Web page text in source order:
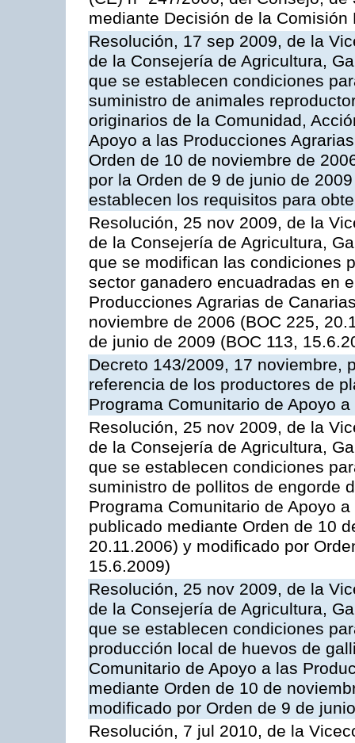
mediante Decisión de la
Resolución, 17 sep 2009, de la
de la Consejería de Agricultura,
que se establecen condiciones
suministro de animales
originarios de la Comunidad,
Apoyo a las Producciones
Orden de 10 de noviembre de
por la Orden de 9 de junio de
establecen los requisitos para
Resolución, 25 nov 2009, de la
de la Consejería de Agricultura,
que se modifican las condiciones
sector ganadero encuadradas en
Producciones Agrarias de
noviembre de 2006 (BOC 225,
de junio de 2009 (BOC 113,
Decreto 143/2009, 17 noviembre,
referencia de los productores de
Programa Comunitario de Apoyo
Resolución, 25 nov 2009, de la
de la Consejería de Agricultura,
que se establecen condiciones
suministro de pollitos de engorde
Programa Comunitario de Apoyo
publicado mediante Orden de 10
20.11.2006) y modificado por
15.6.2009)
Resolución, 25 nov 2009, de la
de la Consejería de Agricultura,
que se establecen condiciones
producción local de huevos de
Comunitario de Apoyo a las
mediante Orden de 10 de
modificado por Orden de 9 de
Resolución, 7 jul 2010, de la